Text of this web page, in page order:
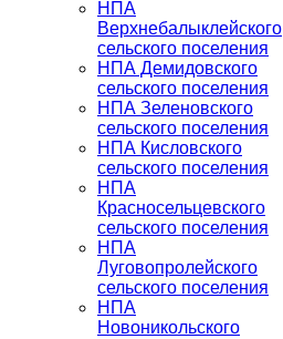
НПА
Верхнебалыклейского
сельского поселения
НПА Демидовского
сельского поселения
НПА Зеленовского
сельского поселения
НПА Кисловского
сельского поселения
НПА
Красносельцевского
сельского поселения
НПА
Луговопролейского
сельского поселения
НПА
Новоникольского